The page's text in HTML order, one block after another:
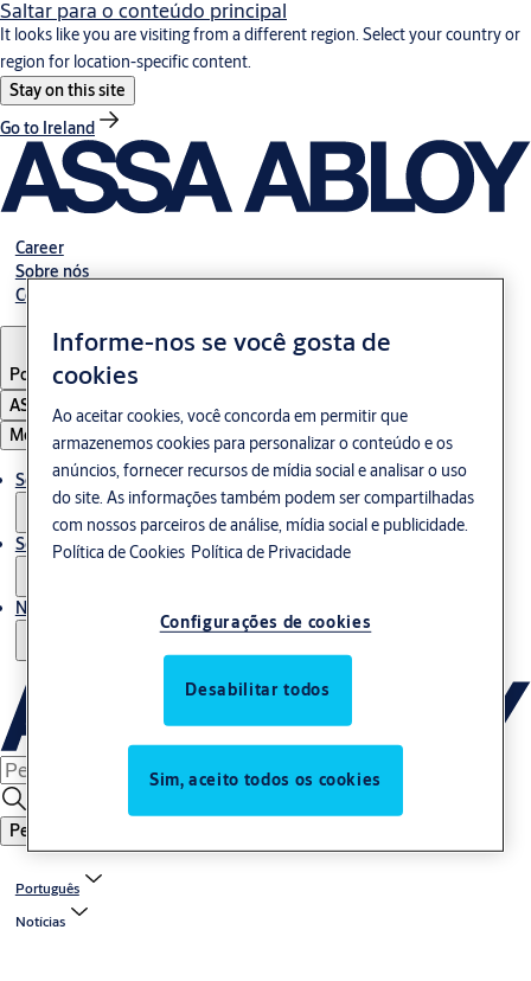
Saltar para o conteúdo principal
It looks like you are visiting from a different region. Select your country or
region for location-specific content.
Stay on this site
Go to Ireland
Career
Sobre nós
Contato
Portugal·Português
ASSA ABLOY Group
Menu
Solução
Serviços
Notícias
Pesquisar
Português
Notícias
Informe-nos se você gosta de
cookies
Ao aceitar cookies, você concorda em permitir que
armazenemos cookies para personalizar o conteúdo e os
anúncios, fornecer recursos de mídia social e analisar o uso
do site. As informações também podem ser compartilhadas
com nossos parceiros de análise, mídia social e publicidade.
Política de Cookies Política de Privacidade
Configurações de cookies
Desabilitar todos
Sim, aceito todos os cookies